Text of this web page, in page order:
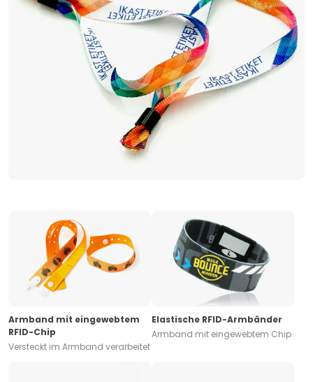
Armband mit eingewebtem
RFID-Chip
Versteckt im Armband verarbeitet
Elastische RFID-Armbänder
Armband mit eingewebtem Chip